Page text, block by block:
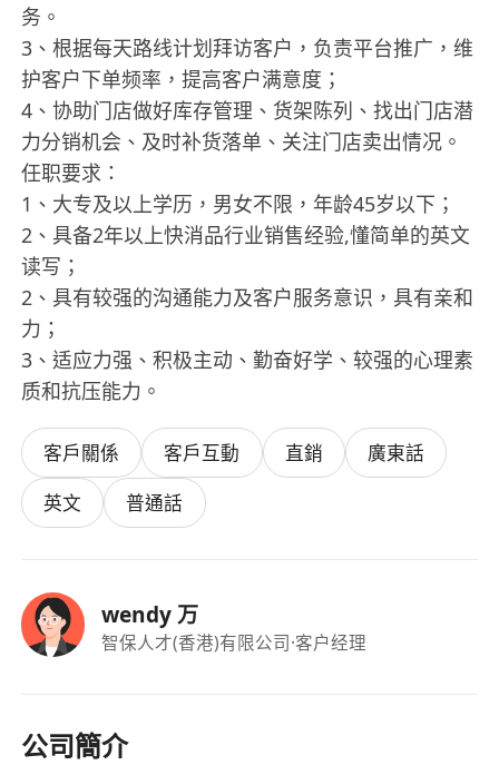
务。
3、根据每天路线计划拜访客户，负责平台推广，维
护客户下单频率，提高客户满意度；
4、协助门店做好库存管理、货架陈列、找出门店潜
力分销机会、及时补货落单、关注门店卖出情况。
任职要求：
1、大专及以上学历，男女不限，年龄45岁以下；
2、具备2年以上快消品行业销售经验,懂简单的英文
读写；
2、具有较强的沟通能力及客户服务意识，具有亲和
力；
3、适应力强、积极主动、勤奋好学、较强的心理素
质和抗压能力。
客戶關係 客戶互動 直銷
廣東話
英文
普通話
wendy 万
智保人才(香港)有限公司·客户经理
公司簡介